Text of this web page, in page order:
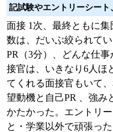
記試験やエントリーシー
面接 1次、最終ともに
数は、だいぶ絞られて
PR（3分）、どんな仕
接官は、いきなり6人ほ
てくれる面接官もいて
望動機と自己PR 、強み
かたかった。エントリ
と・学業以外で頑張っ